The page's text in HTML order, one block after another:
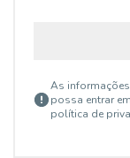
As
possa entrar
política de